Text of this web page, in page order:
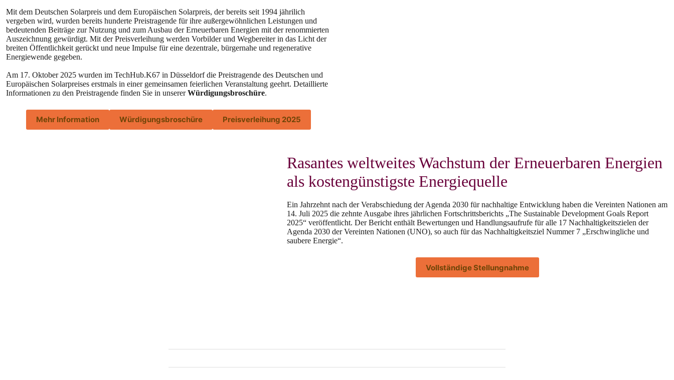
Mit dem Deutschen Solarpreis und dem Europäischen Solarpreis, der bereits seit 1994 jährilich
vergeben wird, wurden bereits hunderte Preistragende für ihre außergewöhnlichen Leistungen und
bedeutenden Beiträge zur Nutzung und zum Ausbau der Erneuerbaren Energien mit der renommierten
Auszeichnung gewürdigt. Mit der Preisverleihung werden Vorbilder und Wegbereiter in das Licht der
breiten Öffentlichkeit gerückt und neue Impulse für eine dezentrale, bürgernahe und regenerative
Energiewende gegeben.
Am 17. Oktober 2025 wurden im TechHub.K67 in Düsseldorf die Preistragende des Deutschen und
Europäischen Solarpreises erstmals in einer gemeinsamen feierlichen Veranstaltung geehrt. Detaillierte
Informationen zu den Preistragende finden Sie in unsererWürdigungsbroschüre.
Mehr Information Würdigungsbroschüre Preisverleihung 2025
Rasantes weltweites Wachstum der Erneuerbaren Energien
als kostengünstigste Energiequelle
Ein Jahrzehnt nach der Verabschiedung der Agenda 2030 für nachhaltige Entwicklung haben die Vereinten Nationen am
14. Juli 2025 die zehnte Ausgabe ihres jährlichen Fortschrittsberichts „The Sustainable Development Goals Report
2025“ veröffentlicht. Der Bericht enthält Bewertungen und Handlungsaufrufe für alle 17 Nachhaltigkeitszielen der
Agenda 2030 der Vereinten Nationen (UNO), so auch für das Nachhaltigkeitsziel Nummer 7 „Erschwingliche und
saubere Energie“.
Vollständige Stellungnahme